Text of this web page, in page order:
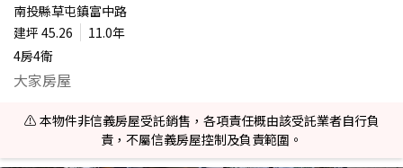
南投縣草屯鎮富中路
建坪 45.26
11.0年
4房4衛
大家房屋
⚠️ 本物件非信義房屋受託銷售，各項責任概由該受託業者自行負
責，不屬信義房屋控制及負責範圍。